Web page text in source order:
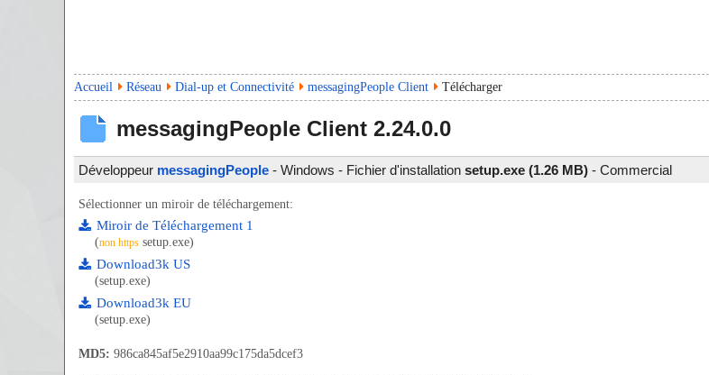
Accueil Réseau Dial-up et Connectivité messagingPeople Client Télécharger
messagingPeople Client 2.24.0.0
Développeur messagingPeople - Windows - Fichier d'installation setup.exe (1.26 MB) - Commercial
Sélectionner un miroir de téléchargement:
Miroir de Téléchargement 1
(non https setup.exe)
Download3k US
(setup.exe)
Download3k EU
(setup.exe)
MD5: 986ca845af5e2910aa99c175da5dcef3